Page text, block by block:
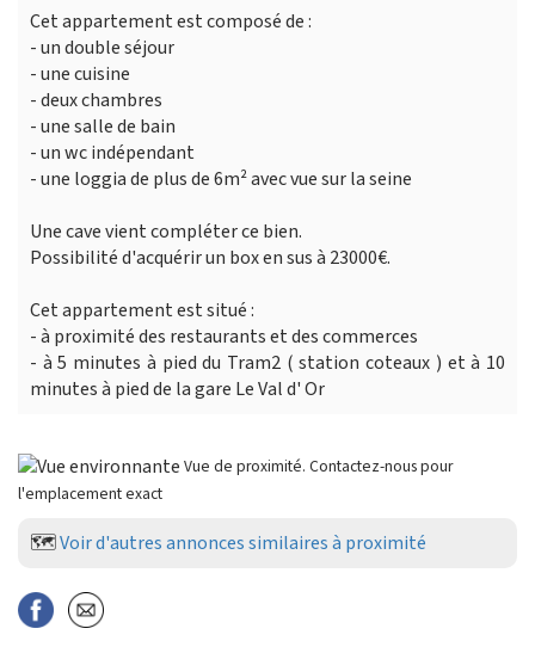
Cet appartement est composé de :
- un double séjour
- une cuisine
- deux chambres
- une salle de bain
- un wc indépendant
- une loggia de plus de 6m² avec vue sur la seine
Une cave vient compléter ce bien.
Possibilité d'acquérir un box en sus à 23000€.
Cet appartement est situé :
- à proximité des restaurants et des commerces
- à 5 minutes à pied du Tram2 ( station coteaux ) et à 10
minutes à pied de la gare Le Val d' Or
Vue de proximité. Contactez-nous pour
l'emplacement exact
🗺️Voir d'autres annonces similaires à proximité